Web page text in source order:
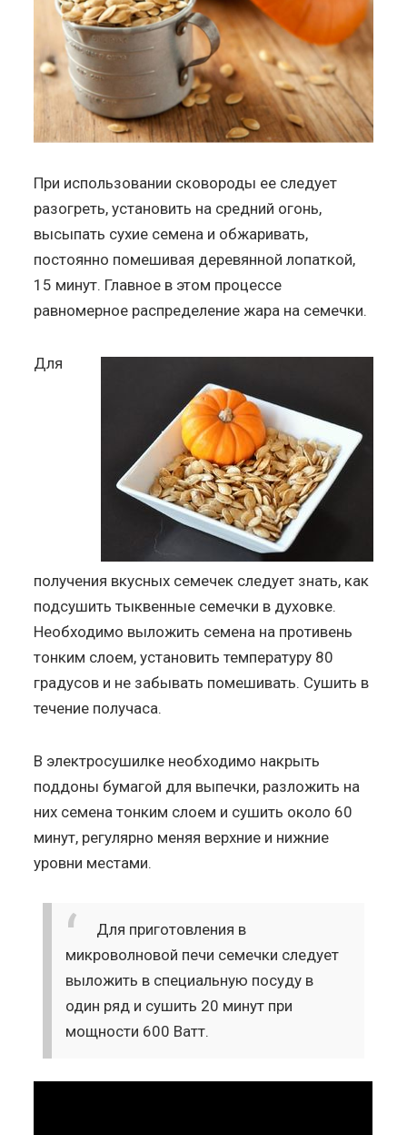
При использовании сковороды ее следует
разогреть, установить на средний огонь,
высыпать сухие семена и обжаривать,
постоянно помешивая деревянной лопаткой,
15 минут. Главное в этом процессе
равномерное распределение жара на семечки.
Для
получения вкусных семечек следует знать, как
подсушить тыквенные семечки в духовке.
Необходимо выложить семена на противень
тонким слоем, установить температуру 80
градусов и не забывать помешивать. Сушить в
течение получаса.
В электросушилке необходимо накрыть
поддоны бумагой для выпечки, разложить на
них семена тонким слоем и сушить около 60
минут, регулярно меняя верхние и нижние
уровни местами.
Для приготовления в
микроволновой печи семечки следует
выложить в специальную посуду в
один ряд и сушить 20 минут при
мощности 600 Ватт.